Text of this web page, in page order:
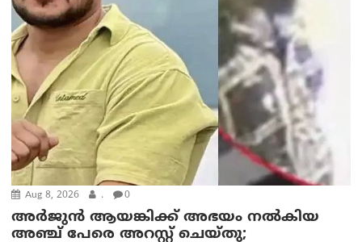
Aug 8, 2026 . 0
അര്‍ജുന്‍ ആയങ്കിക്ക് അഭയം നല്‍കിയ
അഞ്ച് പേരെ അറസ്റ്റ് ചെയ്തു;